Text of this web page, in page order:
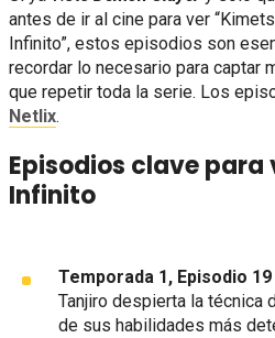
antes de ir al cine para ver
Infinito”, estos episodios son
recordar lo necesario para captar
que repetir toda la serie. Los
Netlix.
Episodios clave para
Infinito
Temporada 1, Episodio
Tanjiro despierta la técnica
de sus habilidades más